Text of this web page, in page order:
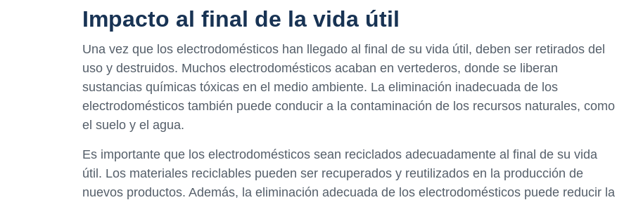
Impacto al final de la vida útil
Una vez que los electrodomésticos han llegado al final de su vida útil, deben ser retirados del
uso y destruidos. Muchos electrodomésticos acaban en vertederos, donde se liberan
sustancias químicas tóxicas en el medio ambiente. La eliminación inadecuada de los
electrodomésticos también puede conducir a la contaminación de los recursos naturales, como
el suelo y el agua.
Es importante que los electrodomésticos sean reciclados adecuadamente al final de su vida
útil. Los materiales reciclables pueden ser recuperados y reutilizados en la producción de
nuevos productos. Además, la eliminación adecuada de los electrodomésticos puede reducir la